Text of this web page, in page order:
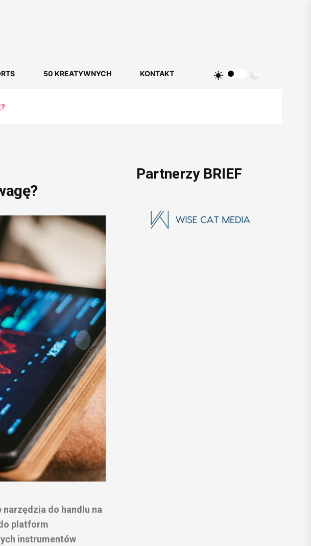
50 KREATYWNYCH KONTAKT
do handlu na
platform
instrumentów
Partnerzy BRIEF